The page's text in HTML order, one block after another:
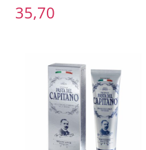
35,70